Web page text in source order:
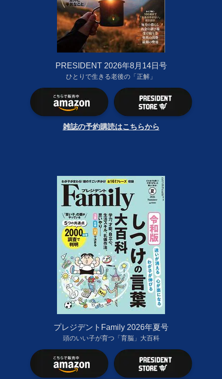
PRESIDENT 2026年8月14日号
ひとりで生きる老後の「正解」
雑誌の予約購読はこちらから
プレジデントFamily 2026年夏号
頭のいい子が育つ「育脳」大百科